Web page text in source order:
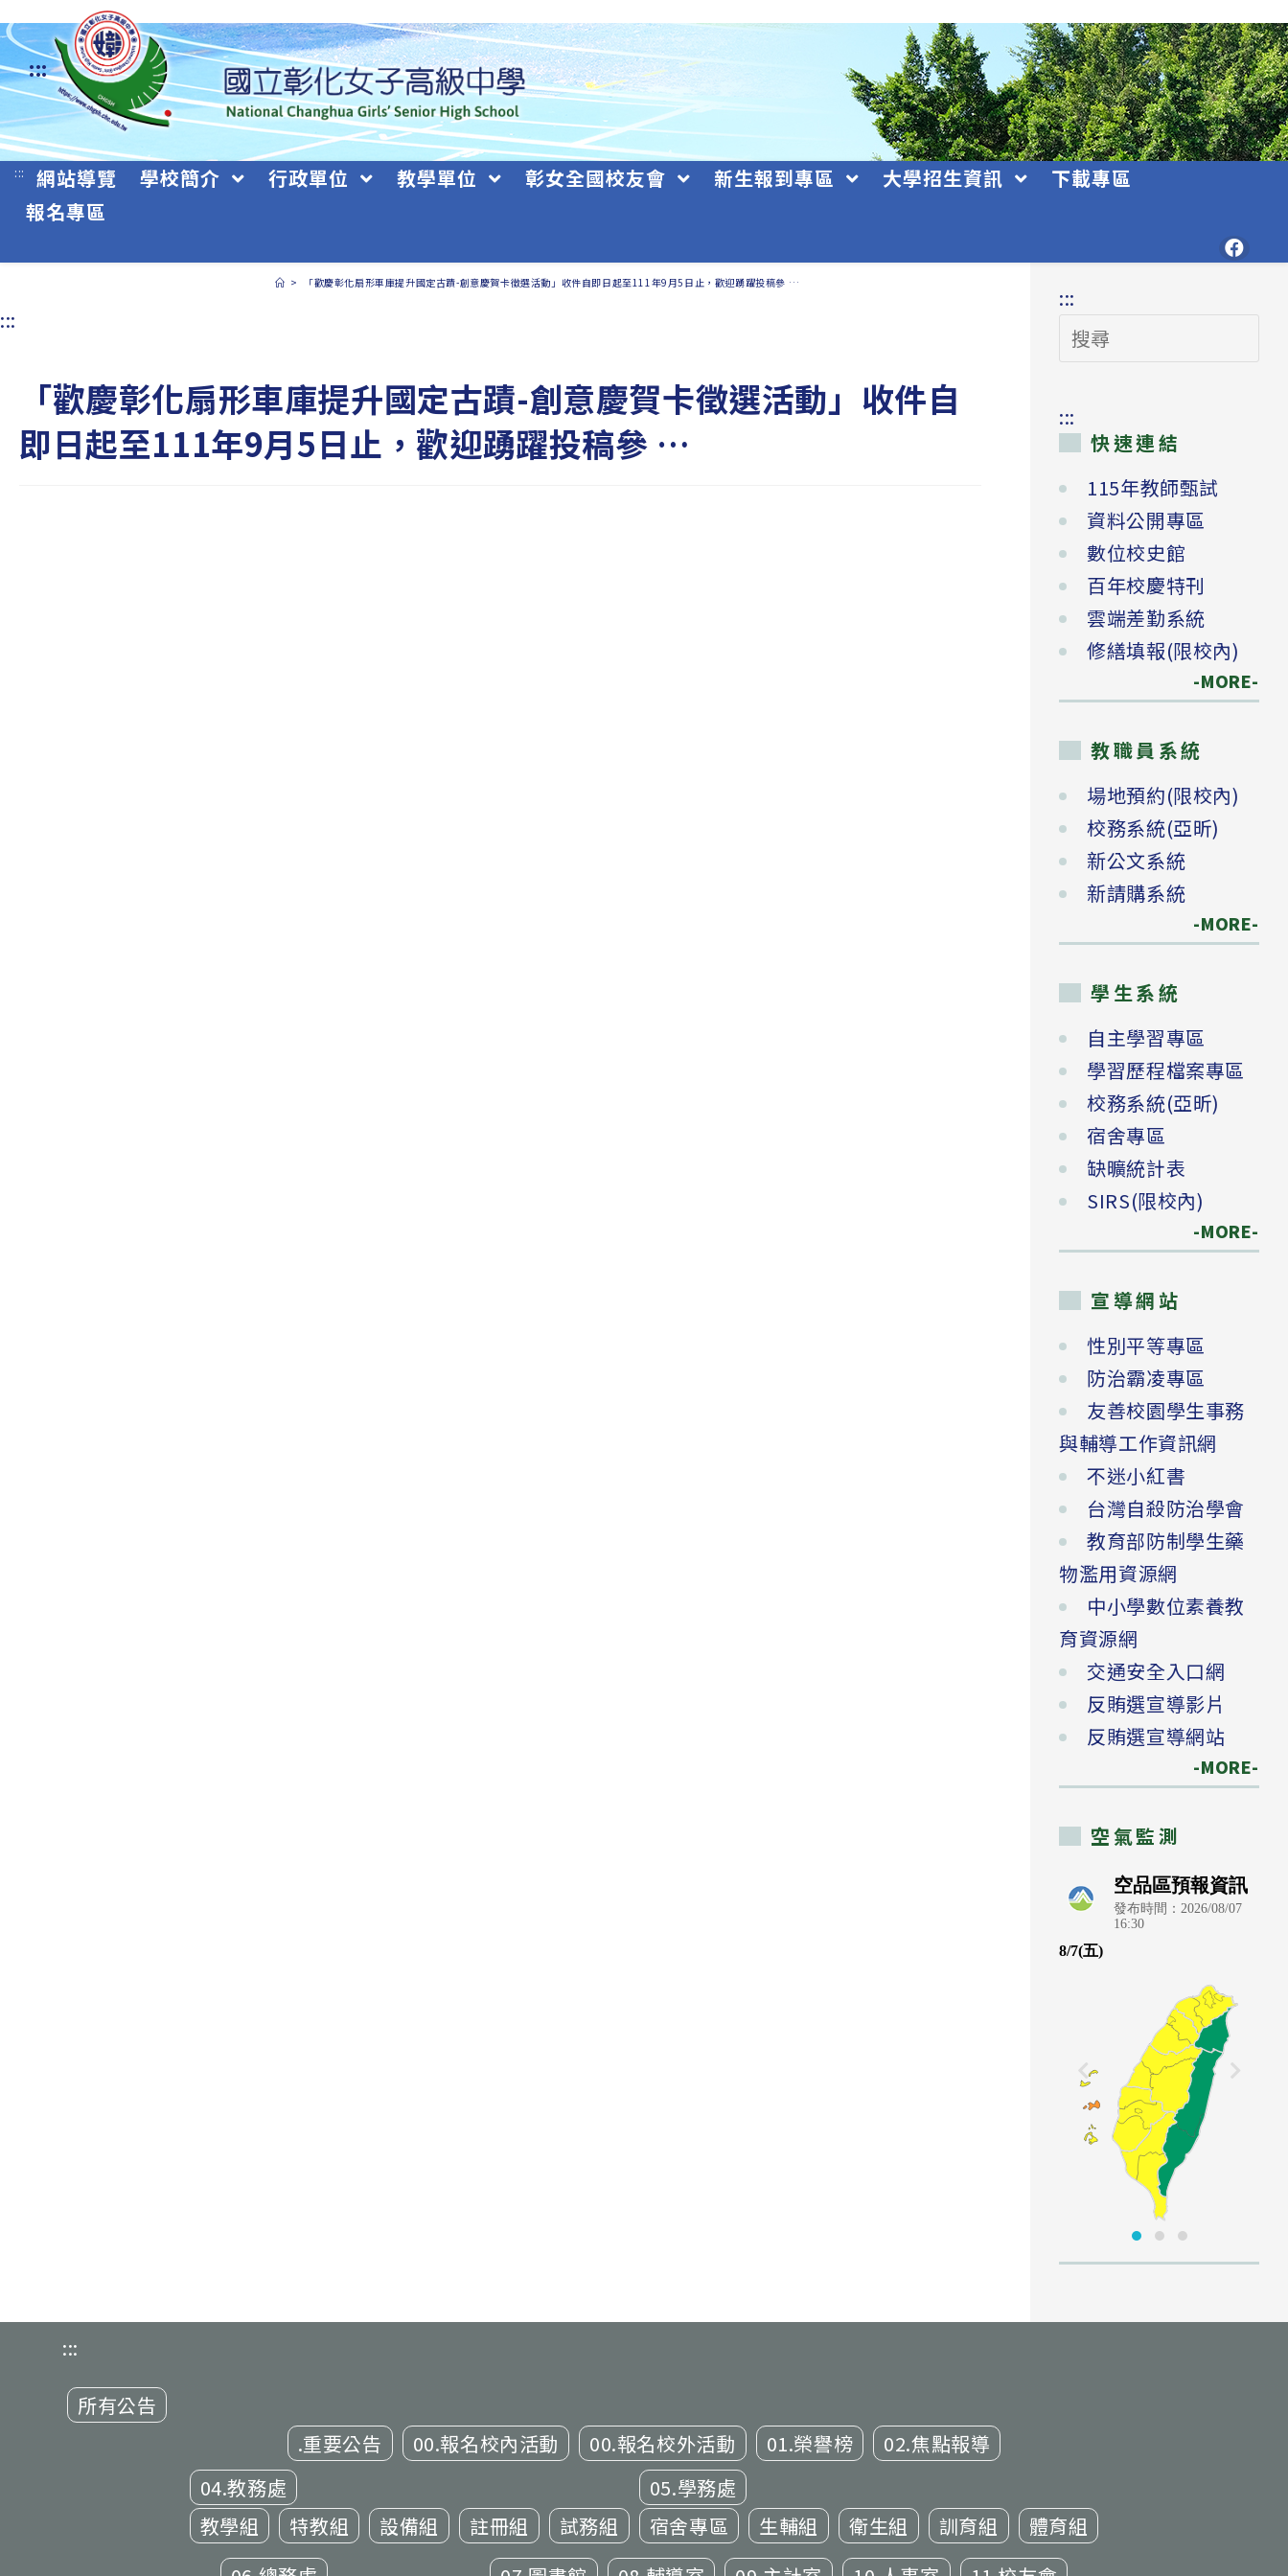
跳
轉
至
主
要
:::
::: 網站導覽 學校簡介 行政單位 教學單位 彰女全國校友會 新生報到專區 大學招生資訊
下載專區
報名專區
> 「歡慶彰化扇形車庫提升國定古蹟-創意慶賀卡徵選活動」收件自即日起至111年9月5日止，歡迎踴躍投稿參 …
:::
「歡慶彰化扇形車庫提升國定古蹟-創意慶賀卡徵選活動」收件自
即日起至111年9月5日止，歡迎踴躍投稿參 …
:::
搜
尋
:::
快速連結
115年教師甄試
資料公開專區
數位校史館
百年校慶特刊
雲端差勤系統
修繕填報(限校內)
-MORE-
教職員系統
場地預約(限校內)
校務系統(亞昕)
新公文系統
新請購系統
-MORE-
學生系統
自主學習專區
學習歷程檔案專區
校務系統(亞昕)
宿舍專區
缺曠統計表
SIRS(限校內)
-MORE-
宣導網站
性別平等專區
防治霸凌專區
友善校園學生事務
與輔導工作資訊網
不迷小紅書
台灣自殺防治學會
教育部防制學生藥
物濫用資源網
中小學數位素養教
育資源網
交通安全入口網
反賄選宣導影片
反賄選宣導網站
-MORE-
空氣監測
:::
所有公告
.重要公告
00.報名校內活動 00.報名校外活動 01.榮譽榜
02.焦點報導
04.教務處
教學組
特教組 設備組 註冊組 試務組
05.學務處
宿舍專區
生輔組 衛生組 訓育組
體育組